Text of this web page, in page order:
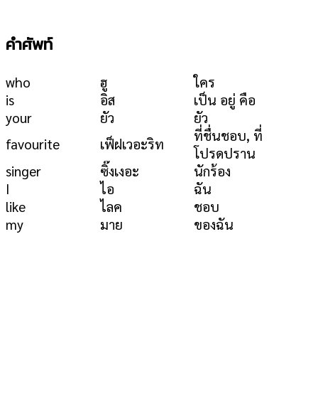
คำศัพท์
who ฮู
ใคร
is
อิส
เป็น อยู่ คือ
your
ยัว
ยัว
favourite
เฟ็ฝเวอะริท
ที่ชื่นชอบ, ที่
โปรดปราน
singer
ซิ๊งเงอะ
นักร้อง
I
ไอ
ฉัน
like
ไลค
ชอบ
my
มาย ของฉัน